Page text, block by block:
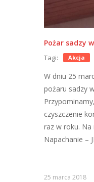
Pożar sadzy
Tagi: Akcja
W dniu 25
pożaru sadzy
czyszczenie
raz w roku. Na
Napachanie –
25 marca 2018